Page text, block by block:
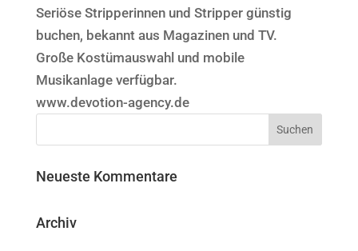
Seriöse Stripperinnen und Stripper günstig
buchen, bekannt aus Magazinen und TV.
Große Kostümauswahl und mobile
Musikanlage verfügbar.
www.devotion-agency.de
Neueste Kommentare
Archiv